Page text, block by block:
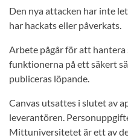
Den nya attacken har inte
har hackats eller påverkats.
Arbete pågår för att
funktionerna på ett säkert
publiceras löpande.
Canvas utsattes i slutet av
leverantören.
Mittuniversitetet är ett av